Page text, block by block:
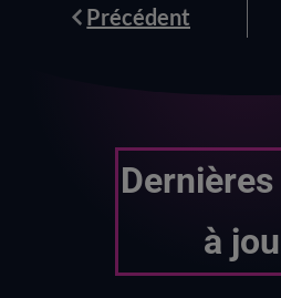
Prévenir
Précédent
à